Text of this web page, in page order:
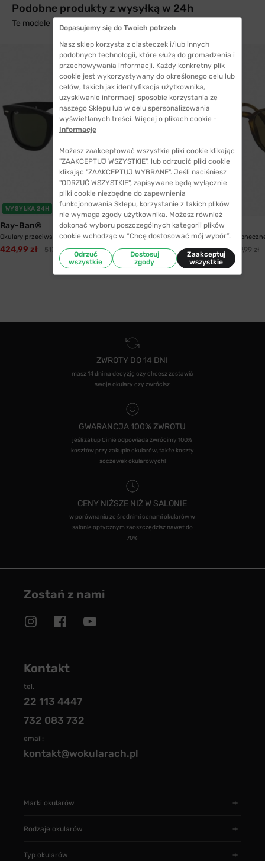
Podobne produkty z wysyłką w 24h
Te modele mogą Cię zainteresować
WYSYŁKA 24H
Ray-Ban®
Okulary przeciwsłoneczne Ray-Ban® 4340 601 50...
424,99 zł 513,99 zł
WYSYŁKA 24H
Ray-Ban®
Okulary
396,99 zł 449,99 zł
ZWROTY DO 14 DNI
masz 14 dni na decyzję czy chcesz zostawić
swoje okulary czy zwrócisz
GWARANCJA 100% ZWROTU
jeśli zakup Ci nie odpowiada zwrócimy 100%
kosztów przy zakupie okularów, także koszty
soczewek okularowych!
CENY NIŻSZE NIŻ W SALONIE
w porównaniu ze średnimi cenami okularów w
salonie optycznym zaoszczędzisz nawet do
70%
Zostań z nami
Kontakt
tel.
22 113 4447
732 083 732
email:
kontakt@wokularach.pl
Marki okularów
Rodzaje okularów
Typ okularów
Dopasujemy się do Twoich potrzeb
Nasz sklep korzysta z ciasteczek i/lub innych
podobnych technologii, które służą do gromadzenia i
przechowywania informacji. Każdy konkretny plik
cookie jest wykorzystywany do określonego celu lub
celów, takich jak identyfikacja użytkownika,
uzyskiwanie informacji sposobie korzystania ze
naszego Sklepu lub w celu spersonalizowania
wyświetlanych treści. Więcej o plikach cookie -
Informacje
Możesz zaakceptować wszystkie pliki cookie klikając
"ZAAKCEPTUJ WSZYSTKIE", lub odrzucić pliki cookie
klikając "ZAAKCEPTUJ WYBRANE". Jeśli naciśniesz
"ODRZUĆ WSZYSTKIE", zapisywane będą wyłącznie
pliki cookie niezbędne do zapewnienia
funkcjonowania Sklepu, korzystanie z takich plików
nie wymaga zgody użytkownika. Możesz również
dokonać wyboru poszczególnych kategorii plików
cookie wchodząc w “Chcę dostosować mój wybór”.
Odrzuć
wszystkie
Dostosuj
zgody
Zaakceptuj
wszystkie